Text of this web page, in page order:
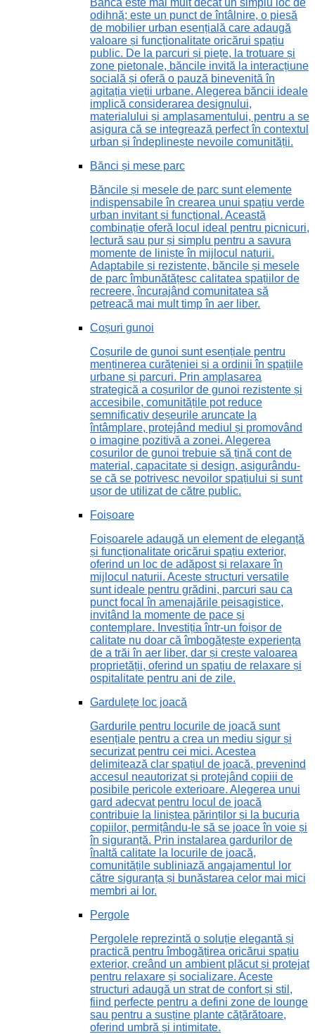
Banca este mai mult decât un simplu loc de
odihnă; este un punct de întâlnire, o piesă
de mobilier urban esențială care adaugă
valoare și funcționalitate oricărui spațiu
public. De la parcuri și piețe, la trotuare și
zone pietonale, băncile invită la interacțiune
socială și oferă o pauză binevenită în
agitația vieții urbane. Alegerea băncii ideale
implică considerarea designului,
materialului și amplasamentului, pentru a se
asigura că se integrează perfect în contextul
urban și îndeplinește nevoile comunității.
Bănci și mese parc
Băncile și mesele de parc sunt elemente
indispensabile în crearea unui spațiu verde
urban invitant și funcțional. Această
combinație oferă locul ideal pentru picnicuri,
lectură sau pur și simplu pentru a savura
momente de liniște în mijlocul naturii.
Adaptabile și rezistente, băncile și mesele
de parc îmbunătățesc calitatea spațiilor de
recreere, încurajând comunitatea să
petreacă mai mult timp în aer liber.
Coșuri gunoi
Coșurile de gunoi sunt esențiale pentru
menținerea curățeniei și a ordinii în spațiile
urbane și parcuri. Prin amplasarea
strategică a coșurilor de gunoi rezistente și
accesibile, comunitățile pot reduce
semnificativ deșeurile aruncate la
întâmplare, protejând mediul și promovând
o imagine pozitivă a zonei. Alegerea
coșurilor de gunoi trebuie să țină cont de
material, capacitate și design, asigurându-
se că se potrivesc nevoilor spațiului și sunt
ușor de utilizat de către public.
Foișoare
Foișoarele adaugă un element de eleganță
și funcționalitate oricărui spațiu exterior,
oferind un loc de adăpost și relaxare în
mijlocul naturii. Aceste structuri versatile
sunt ideale pentru grădini, parcuri sau ca
punct focal în amenajările peisagistice,
invitând la momente de pace și
contemplare. Investiția într-un foișor de
calitate nu doar că îmbogățește experiența
de a trăi în aer liber, dar și crește valoarea
proprietății, oferind un spațiu de relaxare și
ospitalitate pentru ani de zile.
Gardulețe loc joacă
Gardurile pentru locurile de joacă sunt
esențiale pentru a crea un mediu sigur și
securizat pentru cei mici. Acestea
delimitează clar spațiul de joacă, prevenind
accesul neautorizat și protejând copiii de
posibile pericole exterioare. Alegerea unui
gard adecvat pentru locul de joacă
contribuie la liniștea părinților și la bucuria
copiilor, permițându-le să se joace în voie și
în siguranță. Prin instalarea gardurilor de
înaltă calitate la locurile de joacă,
comunitățile subliniază angajamentul lor
către siguranța și bunăstarea celor mai mici
membri ai lor.
Pergole
Pergolele reprezintă o soluție elegantă și
practică pentru îmbogățirea oricărui spațiu
exterior, creând un ambient plăcut și protejat
pentru relaxare și socializare. Aceste
structuri adaugă un strat de confort și stil,
fiind perfecte pentru a defini zone de lounge
sau pentru a susține plante cățărătoare,
oferind umbră și intimitate.